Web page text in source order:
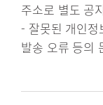
주소로 별도 공
- 잘못된 개인
발송 오류 등의